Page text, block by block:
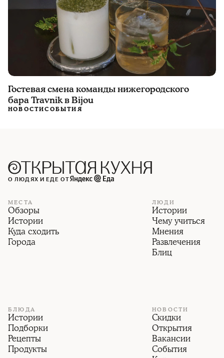
Гостевая смена команды нижегородского
бара Travnik в Bijou
НОВОСТИСОБЫТИЯ
О ЛЮДЯХ И ЕДЕ ОТ
МЕСТА
Обзоры
Истории
Куда сходить
Города
ЛЮДИ
Истории
Чему учиться
Мнения
Развлечения
Блиц
БЛЮДА
Истории
Подборки
Рецепты
Продукты
НОВОСТИ
Скидки
Открытия
Вакансии
События